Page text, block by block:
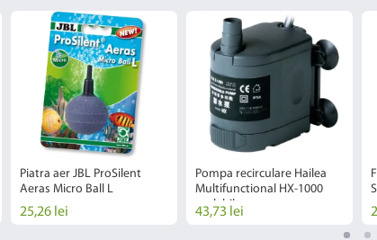
Piatra aer JBL ProSilent
Aeras Micro Ball L
25,26 lei
Pompa recirculare Hailea
Multifunctional HX-1000
reglabila
43,73 lei